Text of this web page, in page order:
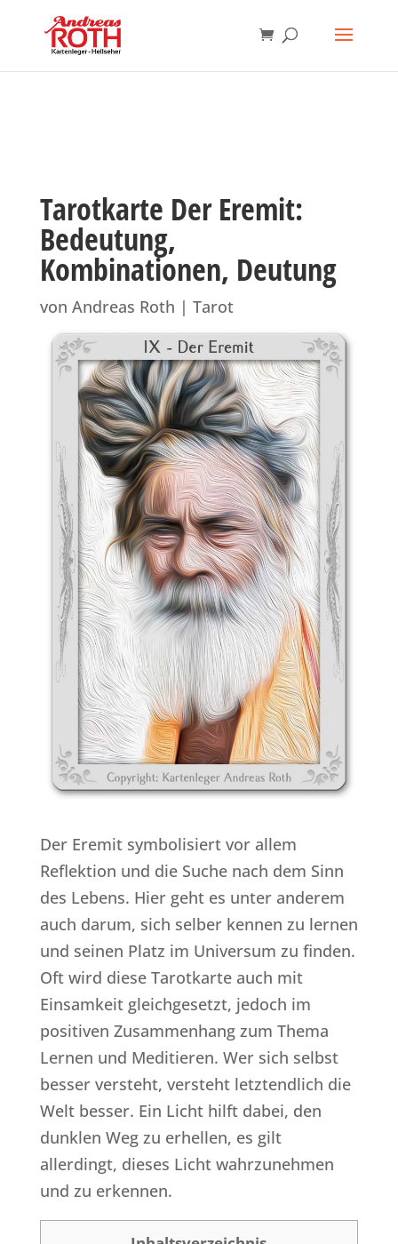
Tarotkarte Der Eremit:
Bedeutung,
Kombinationen, Deutung
von Andreas Roth | Tarot
Der Eremit symbolisiert vor allem
Reflektion und die Suche nach dem Sinn
des Lebens. Hier geht es unter anderem
auch darum, sich selber kennen zu lernen
und seinen Platz im Universum zu finden.
Oft wird diese Tarotkarte auch mit
Einsamkeit gleichgesetzt, jedoch im
positiven Zusammenhang zum Thema
Lernen und Meditieren. Wer sich selbst
besser versteht, versteht letztendlich die
Welt besser. Ein Licht hilft dabei, den
dunklen Weg zu erhellen, es gilt
allerdingt, dieses Licht wahrzunehmen
und zu erkennen.